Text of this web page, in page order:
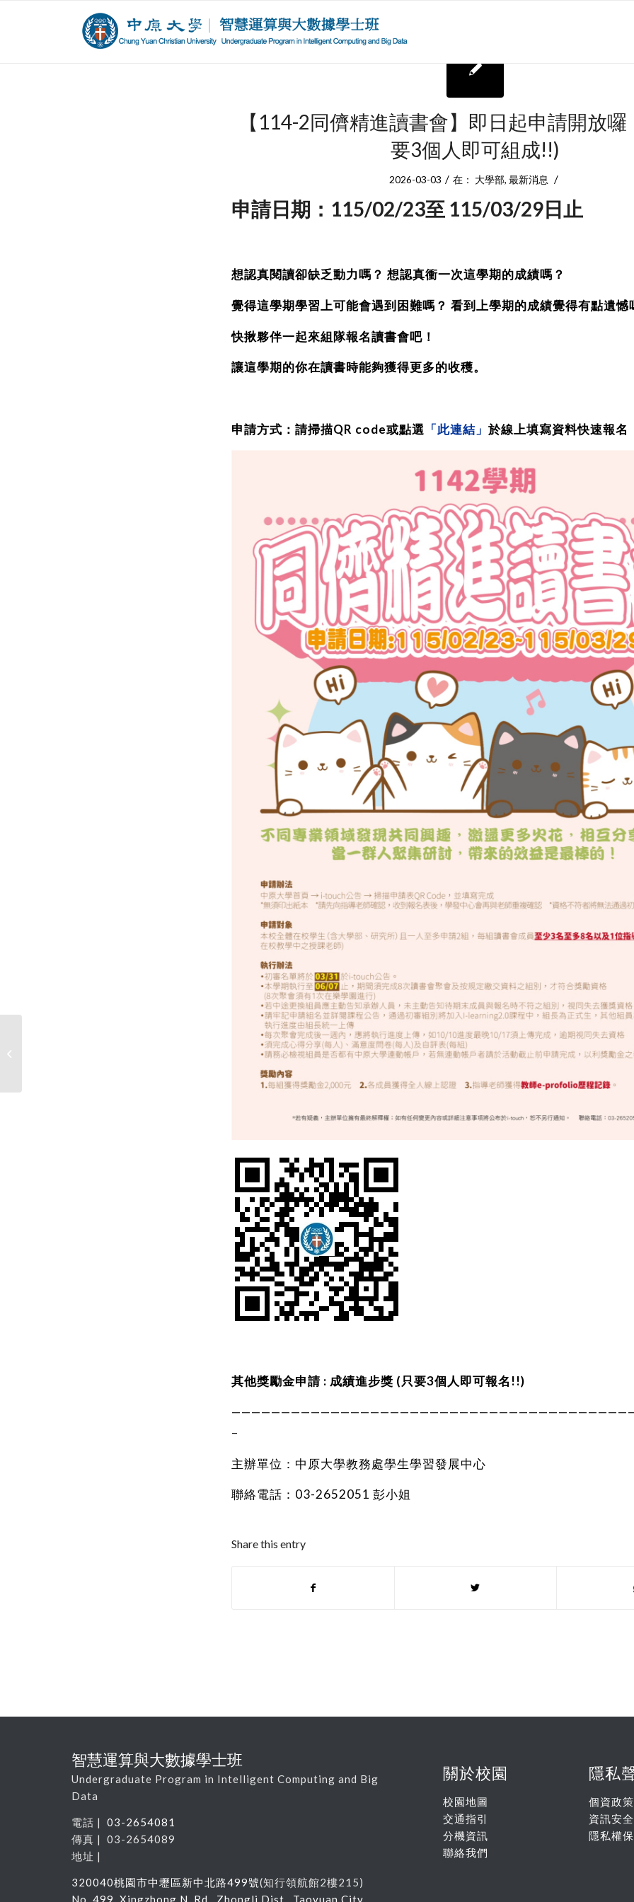
【114-2同儕精進讀書會】即日起申請開放
要3個人即可組成!!)
2026-03-03 / 在： 大學部, 最新消息 /
申請日期：115/02/23至 115/03/29日止
想認真閱讀卻缺乏動力嗎？ 想認真衝一次這學期的成績嗎？
覺得這學期學習上可能會遇到困難嗎？ 看到上學期的成績覺得有點遺憾
快揪夥伴一起來組隊報名讀書會吧！
讓這學期的你在讀書時能夠獲得更多的收穫。
申請方式：請掃描QR code或點選 「此連結」 於線上填寫資料快速報名
其他獎勵金申請 : 成績進步獎 (只要3個人即可報名!!)
–
主辦單位：中原大學教務處學生學習發展中心
聯絡電話：03-2652051 彭小姐
Share this entry
智慧運算與大數據學士班
Undergraduate Program in Intelligent Computing and Big
Data
電話 | 03-2654081
傳真 | 03-2654089
地址 |
320040桃園市中壢區新中北路499號(知行領航館2樓215)
No. 499, Xingzhong N. Rd., Zhongli Dist., Taoyuan City
關於校園
校園地圖
交通指引
分機資訊
聯絡我們
隱私
個資政策
資訊安全
隱私權